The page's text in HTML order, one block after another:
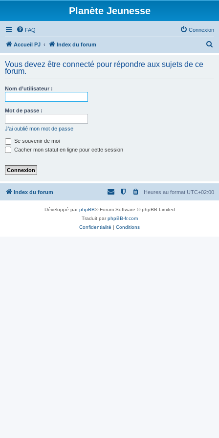
Planète Jeunesse
FAQ Connexion
Accueil PJ Index du forum
h
Vous devez être connecté pour répondre aux sujets de ce
forum.
Nom d’utilisateur :
Mot de passe :
J’ai oublié mon mot de passe
Se souvenir de moi
Cacher mon statut en ligne pour cette session
Index du forum Heures au format UTC+02:00
Développé parphpBB® Forum Software © phpBB Limited
Traduit parphpBB-fr.com
Confidentialité | Conditions